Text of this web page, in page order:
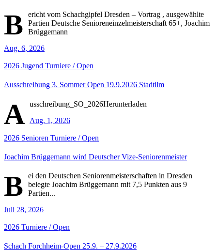
B
ericht vom Schachgipfel Dresden – Vortrag , ausgewählte
Partien Deutsche Senioreneinzelmeisterschaft 65+, Joachim
Brüggemann
Aug. 6, 2026
2026 Jugend Turniere / Open
Ausschreibung 3. Sommer Open 19.9.2026 Stadtilm
A usschreibung_SO_2026Herunterladen
Aug. 1, 2026
2026 Senioren Turniere / Open
Joachim Brüggemann wird Deutscher Vize-Seniorenmeister
B
ei den Deutschen Seniorenmeisterschaften in Dresden
belegte Joachim Brüggemann mit 7,5 Punkten aus 9
Partien...
Juli 28, 2026
2026 Turniere / Open
Schach Forchheim-Open 25.9. – 27.9.2026